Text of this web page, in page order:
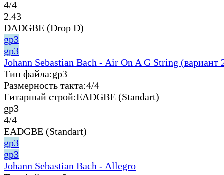
4/4
2.43
DADGBE (Drop D)
gp3
gp3
Johann Sebastian Bach - Air On A G String (вариант
Тип файла:gp3
Размерность такта:4/4
Гитарный строй:EADGBE (Standart)
gp3
4/4
EADGBE (Standart)
gp3
gp3
Johann Sebastian Bach - Allegro